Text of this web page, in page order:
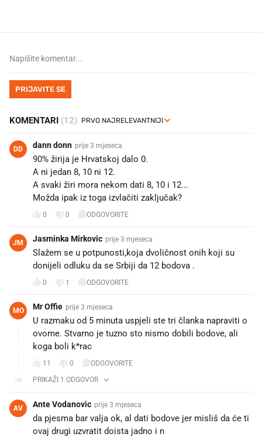
PRIJAVITE SE
KOMENTARI (12)
DD dann donn prije 3 mjeseca
90% žirija je Hrvatskoj dalo 0.
A ni jedan 8, 10 ni 12.
A svaki žiri mora nekom dati 8, 10 i 12...
Možda ipak iz toga izvlačiti zaključak?
0 0 ODGOVORITE
JM Jasminka Mirkovic prije 3 mjeseca
Slažem se u potpunosti,koja dvoličnost onih koji su
donijeli odluku da se Srbiji da 12 bodova .
0 1 ODGOVORITE
MO Mr Offie prije 3 mjeseca
U razmaku od 5 minuta uspjeli ste tri članka napraviti o
ovome. Stvarno je tuzno sto nismo dobili bodove, ali
koga boli k*rac
11 0
ODGOVORITE
PRIKAŽI 1 ODGOVOR
AV Ante Vodanovic prije 3 mjeseca
da pjesma bar valja ok, al dati bodove jer misliš da će ti
ovaj drugi uzvratit doista jadno i n